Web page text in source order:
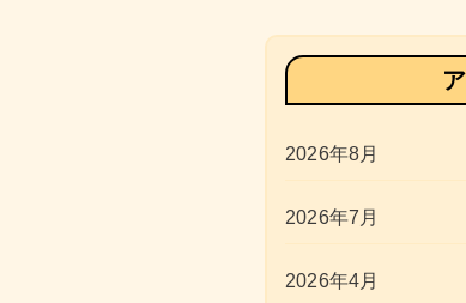
2026年8月
2026年7月
2026年4月